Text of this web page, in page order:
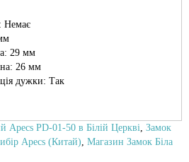
Немає
29 мм
26 мм
дужки: Так
Apecs PD-01-50 в Білій Церкві Замок
Apecs (Китай) Магазин Замок Біла